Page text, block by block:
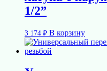
1/2”
3 174 ₽ В корзину